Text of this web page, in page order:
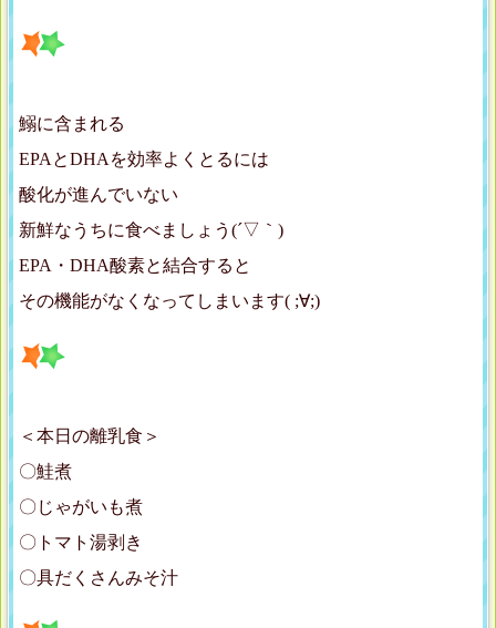
鰯に含まれる
EPAとDHAを効率よくとるには
酸化が進んでいない
新鮮なうちに食べましょう(´▽｀)
EPA・DHA酸素と結合すると
その機能がなくなってしまいます( ;∀;)
＜本日の離乳食＞
〇鮭煮
〇じゃがいも煮
〇トマト湯剥き
〇具だくさんみそ汁